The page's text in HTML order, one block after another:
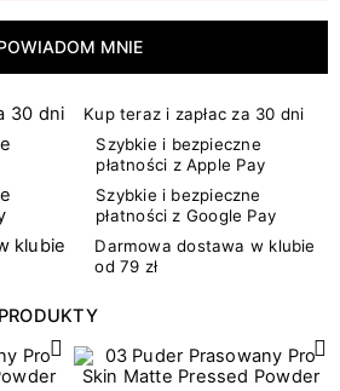
MNIE
Kup teraz i zapłac za 30 dni
Szybkie i bezpieczne
płatności z Apple Pay
Szybkie i bezpieczne
płatności z Google Pay
Darmowa dostawa w klubie
od 79 zł